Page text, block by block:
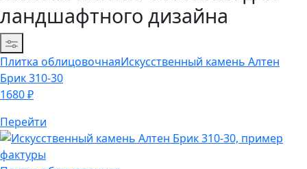
1680₽
Перейти
Плитка облицовочная
Плитка облицовочная
Брик 310-30
1680₽